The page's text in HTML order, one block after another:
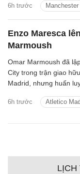
6h trước Manchester
cho sân Old Trafford.
Enzo Maresca
Marmoush
6h trước Atletico
Omar Marmoush đã
City trong trận giao
Madrid, nhưng huấn
anh.
LỊCH